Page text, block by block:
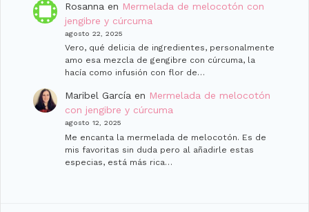
Rosanna en Mermelada de melocotón con
jengibre y cúrcuma
agosto 22, 2025
Vero, qué delicia de ingredientes, personalmente
amo esa mezcla de gengibre con cúrcuma, la
hacía como infusión con flor de…
Maribel Garcíaen Mermelada de melocotón
con jengibre y cúrcuma
agosto 12, 2025
Me encanta la mermelada de melocotón. Es de
mis favoritas sin duda pero al añadirle estas
especias, está más rica…